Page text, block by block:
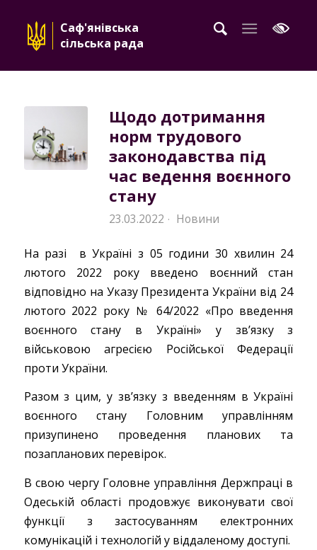
Саф'янівська
сільська рада
Щодо дотримання
норм трудового
законодавства під
час ведення воєнного
стану
23.03.2022 · Новини
На разі в Україні з 05 години 30 хвилин 24
лютого 2022 року введено воєнний стан
відповідно на Указу Президента України від 24
лютого 2022 року № 64/2022 «Про введення
воєнного стану в Україні» у зв’язку з
військовою агресією Російської Федерації
проти України.
Разом з цим, у зв’язку з введенням в Україні
воєнного стану Головним управлінням
призупинено проведення планових та
позапланових перевірок.
В свою чергу Головне управління Держпраці в
Одеській області продовжує виконувати свої
функції з застосуванням електронних
комунікацій і технологій у віддаленому доступі.